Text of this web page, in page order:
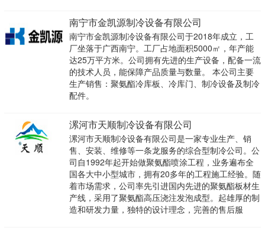
南宁市金凯源制冷设备有限公司
南宁市金凯源制冷设备有限公司于2018年成立，工
厂坐落于广西南宁。工厂占地面积5000㎡，年产能
达25万平方米。公司拥有先进的生产设备，配备一流
的技术人员，能保障产品质量与数量。 本公司主要
生产销售：聚氨酯冷库板、冷库门、制冷设备及制冷
配件。
漯河市天顺制冷设备有限公司
漯河市天顺制冷设备有限公司是一家专业生产、销
售、安装、维修等一条龙服务的综合型制冷公司。公
司自1992年起开始做聚氨酯喷涂工程，业务遍布全
国各大中小型城市，拥有20多年的工程施工经验。随
着市场需求，公司率先引进国内先进的聚氨酯板材生
产线，采用了聚氨酯高压浇注发泡成型。起雄厚的制
造和研发力量，独特的设计理念，完善的售后服